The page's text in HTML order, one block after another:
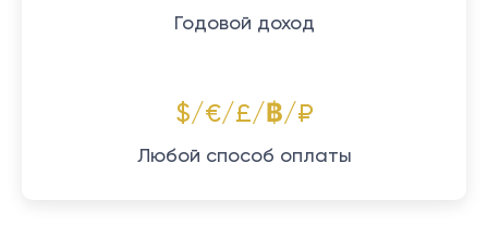
Годовой доход
$/€/£/฿/₽
Любой способ оплаты